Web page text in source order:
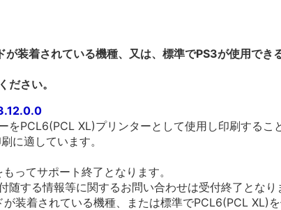
装着されている機種、又は、標準でPS3が使用でき
ださい。
をPCL6(PCL XL)プリンターとして使用し印刷するこ
に適しています。
ってサポート終了となります。
随する情報等に関するお問い合わせは受付終了となり
装着されている機種、または標準でPCL6(PCL XL)